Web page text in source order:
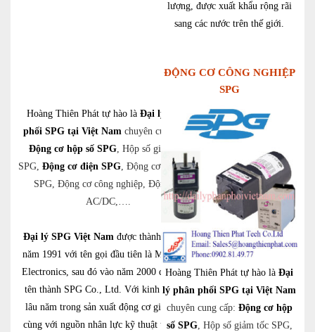
lượng, được xuất khẩu rộng rãi
sang các nước trên thế giới.
ĐỘNG CƠ CÔNG NGHIỆP
SPG
Hoàng Thiên Phát tự hào là Đại lý phân
phối SPG tại Việt Namchuyên cung cấp:
Động cơ hộp số SPG, Hộp số giảm tốc
SPG, Động cơ điện SPG, Động cơ giảm tốc
SPG, Động cơ công nghiệp, Động cơ
AC/DC,….
Đại lý SPG Việt Nam được thành lập vào
năm 1991 với tên gọi đầu tiên là Myungjin
Electronics, sau đó vào năm 2000 được đổi
tên thành SPG Co., Ltd. Với kinh nghiệm
lâu năm trong sản xuất động cơ giảm tốc,
cùng với nguồn nhân lực kỹ thuật tốt nhất,
Hoàng Thiên Phát tự hào là Đại
lý phân phối SPG tại Việt Nam
chuyên cung cấp: Động cơ hộp
số SPG, Hộp số giảm tốc SPG,